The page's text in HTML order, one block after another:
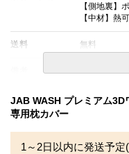
【側地裏】
【中材】熱
送料 無料
発生する場
合があります
承ください。
JAB WASH プレミアム3D
専用枕カバー
1～2日以内に発送予定